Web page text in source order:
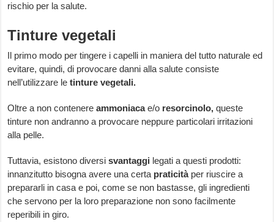
rischio per la salute.
Tinture vegetali
Il primo modo per tingere i capelli in maniera del tutto naturale ed
evitare, quindi, di provocare danni alla salute consiste
nell’utilizzare le tinture vegetali.
Oltre a non contenereammoniacae/o resorcinolo, queste
tinture non andranno a provocare neppure particolari irritazioni
alla pelle.
Tuttavia, esistono diversisvantaggi legati a questi prodotti:
innanzitutto bisogna avere una certa praticitàper riuscire a
prepararli in casa e poi, come se non bastasse, gli ingredienti
che servono per la loro preparazione non sono facilmente
reperibili in giro.